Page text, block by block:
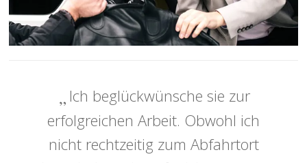
Ich beglückwünsche sie zur
erfolgreichen Arbeit. Obwohl ich
nicht rechtzeitig zum Abfahrtort